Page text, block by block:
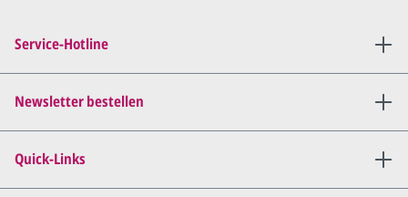
Service-Hotline
Quick-Links
Newsletter bestellen